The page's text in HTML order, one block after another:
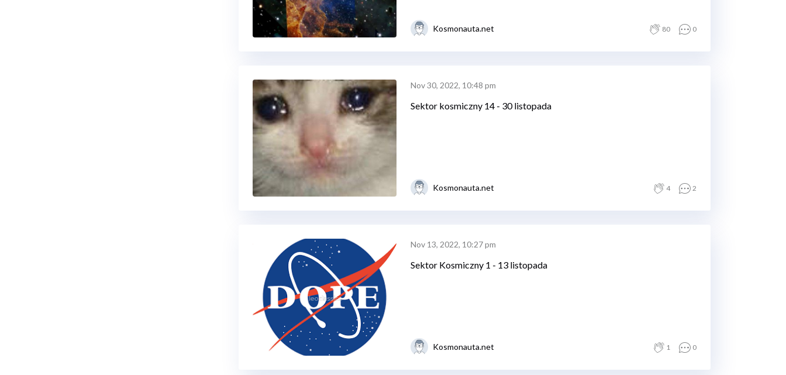
Kosmonauta.net 80 0
Nov 30, 2022, 10:48 pm
Sektor kosmiczny 14 - 30 listopada
Kosmonauta.net 4 2
Nov 13, 2022, 10:27 pm
Sektor Kosmiczny 1 - 13 listopada
Kosmonauta.net 1 0